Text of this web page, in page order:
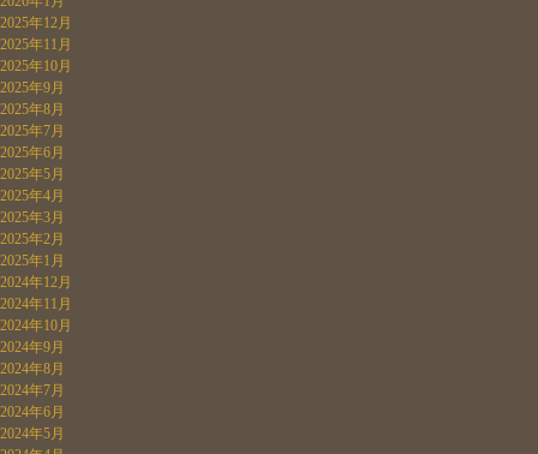
2025年12月
2025年11月
2025年10月
2025年9月
2025年8月
2025年7月
2025年6月
2025年5月
2025年4月
2025年3月
2025年2月
2025年1月
2024年12月
2024年11月
2024年10月
2024年9月
2024年8月
2024年7月
2024年6月
2024年5月